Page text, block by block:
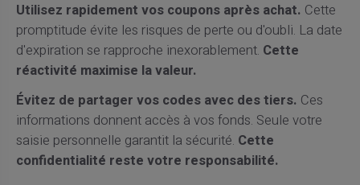
Utilisez rapidement vos coupons après achat. Cette
promptitude évite les risques de perte ou d'oubli. La date
d'expiration se rapproche inexorablement. Cette
réactivité maximise la valeur.
Évitez de partager vos codes avec des tiers. Ces
informations donnent accès à vos fonds. Seule votre
saisie personnelle garantit la sécurité. Cette
confidentialité reste votre responsabilité.